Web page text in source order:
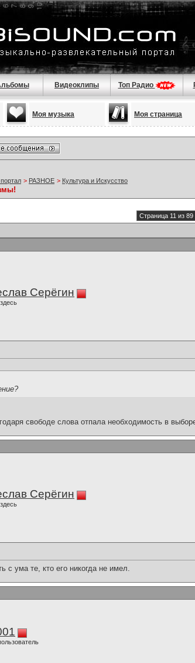
Видеоклипы Топ Радио
Моя музыка Моя страница
> РАЗНОЕ > Культура и Искусство
Страница 11 из 89
Серёгин
свободе слова отпала необходимость в
Серёгин
с ума те, кто его никогда не имел.